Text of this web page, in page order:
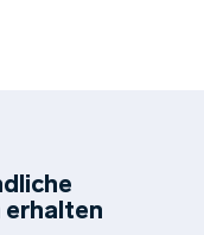
erhalten